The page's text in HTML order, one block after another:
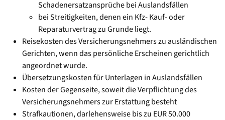
Schadenersatzansprüche bei Auslandsfällen
bei Streitigkeiten, denen ein Kfz- Kauf- oder
Reparaturvertrag zu Grunde liegt.
Reisekosten des Versicherungsnehmers zu ausländischen
Gerichten, wenn das persönliche Erscheinen gerichtlich
angeordnet wurde.
Übersetzungskosten für Unterlagen in Auslandsfällen
Kosten der Gegenseite, soweit die Verpflichtung des
Versicherungsnehmers zur Erstattung besteht
Strafkautionen, darlehensweise bis zu EUR 50.000